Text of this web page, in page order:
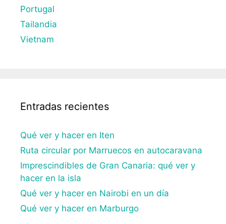
Portugal
Tailandia
Vietnam
Entradas recientes
Qué ver y hacer en Iten
Ruta circular por Marruecos en autocaravana
Imprescindibles de Gran Canaria: qué ver y
hacer en la isla
Qué ver y hacer en Nairobi en un día
Qué ver y hacer en Marburgo